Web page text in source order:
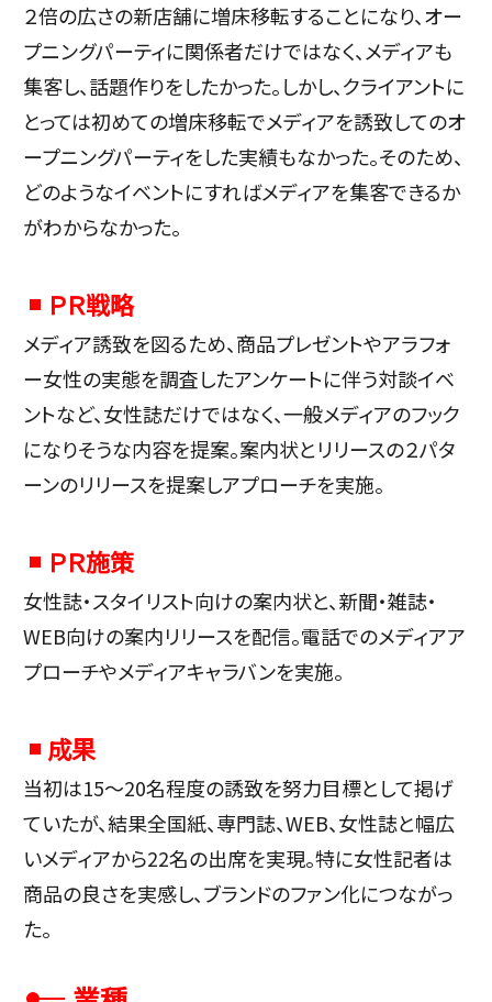
２倍の広さの新店舗に増床移転することになり、オー
プニングパーティに関係者だけではなく、メディアも
集客し、話題作りをしたかった。しかし、クライアントに
とっては初めての増床移転でメディアを誘致してのオ
ープニングパーティをした実績もなかった。そのため、
どのようなイベントにすればメディアを集客できるか
がわからなかった。
ＰＲ戦略
メディア誘致を図るため、商品プレゼントやアラフォ
ー女性の実態を調査したアンケートに伴う対談イベ
ントなど、女性誌だけではなく、一般メディアのフック
になりそうな内容を提案。案内状とリリースの２パタ
ーンのリリースを提案しアプローチを実施。
ＰＲ施策
女性誌・スタイリスト向けの案内状と、新聞・雑誌・
WEB向けの案内リリースを配信。電話でのメディアア
プローチやメディアキャラバンを実施。
成果
当初は15～20名程度の誘致を努力目標として掲げ
ていたが、結果全国紙、専門誌、WEB、女性誌と幅広
いメディアから22名の出席を実現。特に女性記者は
商品の良さを実感し、ブランドのファン化につながっ
た。